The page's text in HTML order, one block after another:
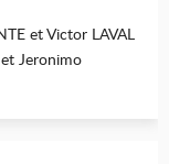
et Victor LAVAL
Jeronimo